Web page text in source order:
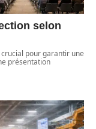
selon
pour garantir une
présentation